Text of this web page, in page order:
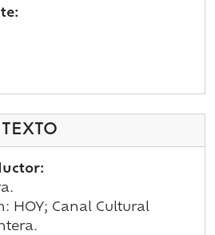
HOY; Canal Cultural